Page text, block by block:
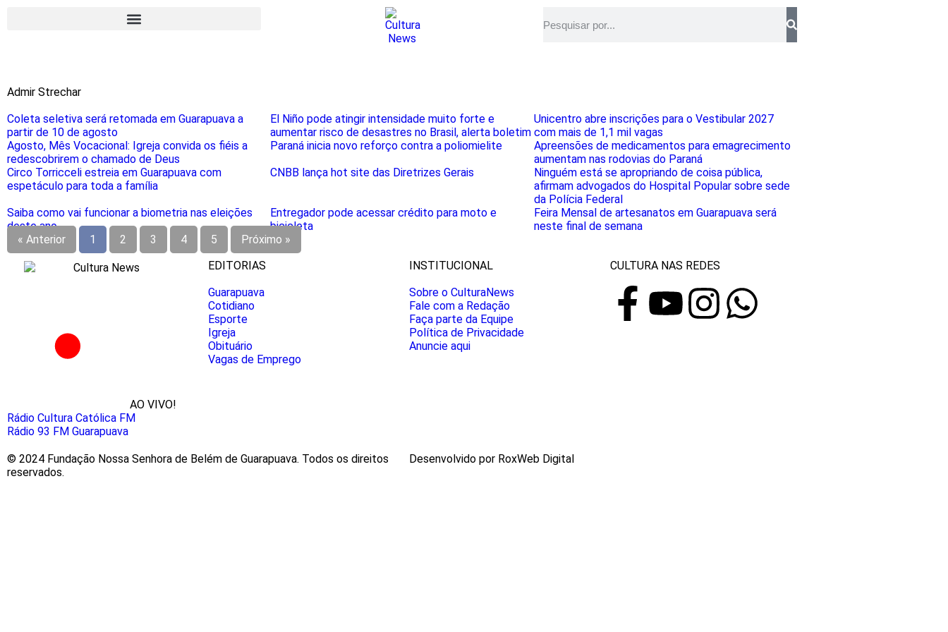
Admir Strechar
Coleta seletiva será retomada em Guarapuava a
partir de 10 de agosto
El Niño pode atingir intensidade muito forte e
aumentar risco de desastres no Brasil, alerta boletim
Unicentro abre inscrições para o Vestibular 2027
com mais de 1,1 mil vagas
Agosto, Mês Vocacional: Igreja convida os fiéis a
redescobrirem o chamado de Deus
Paraná inicia novo reforço contra a poliomielite
Apreensões de medicamentos para emagrecimento
aumentam nas rodovias do Paraná
Circo Torricceli estreia em Guarapuava com
espetáculo para toda a família
CNBB lança hot site das Diretrizes Gerais
Ninguém está se apropriando de coisa pública,
afirmam advogados do Hospital Popular sobre sede
da Polícia Federal
Saiba como vai funcionar a biometria nas eleições
deste ano
Entregador pode acessar crédito para moto e
bicicleta
Feira Mensal de artesanatos em Guarapuava será
neste final de semana
« Anterior
1 2 3 4 5 Próximo »
AO VIVO!
Rádio Cultura Católica FM
Rádio 93 FM Guarapuava
EDITORIAS
Guarapuava
Cotidiano
Esporte
Igreja
Obituário
Vagas de Emprego
INSTITUCIONAL
Sobre o CulturaNews
Fale com a Redação
Faça parte da Equipe
Política de Privacidade
Anuncie aqui
CULTURA NAS REDES
© 2024 Fundação Nossa Senhora de Belém de Guarapuava. Todos os direitos
reservados.
Desenvolvido por RoxWeb Digital